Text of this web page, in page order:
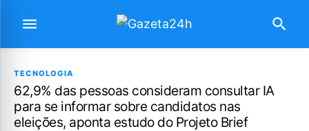
TECNOLOGIA
62,9% das pessoas consideram consultar IA
para se informar sobre candidatos nas
eleições, aponta estudo do Projeto Brief